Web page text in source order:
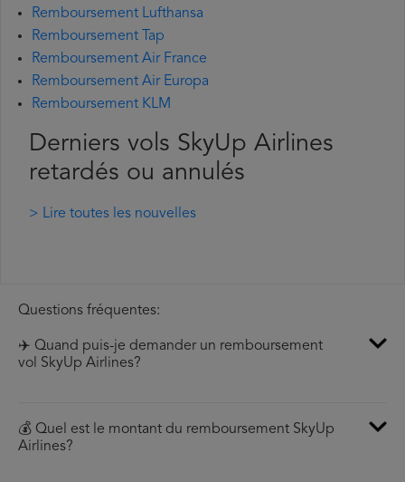
Remboursement Lufthansa
Remboursement Tap
Remboursement Air France
Remboursement Air Europa
Remboursement KLM
Derniers vols SkyUp Airlines
retardés ou annulés
> Lire toutes les nouvelles
Questions fréquentes:
✈️ Quand puis-je demander un remboursement
vol SkyUp Airlines?
💰 Quel est le montant du remboursement SkyUp
Airlines?